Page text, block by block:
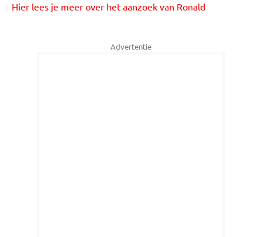
Hier lees je meer over het aanzoek van Ronald
Advertentie